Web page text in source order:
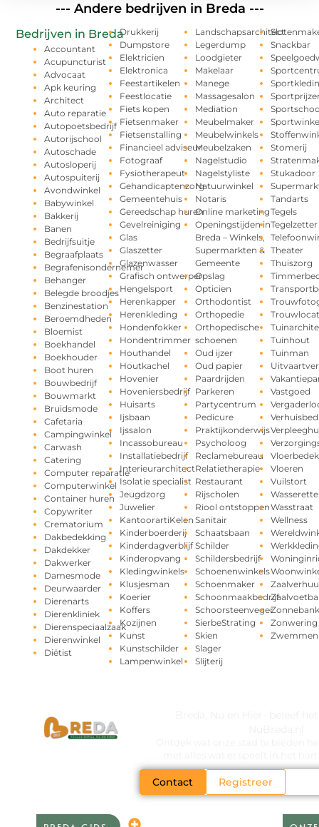
--- Andere bedrijven in Breda ---
Bedrijven in Breda
Accountant
Acupuncturist
Advocaat
Apk keuring
Architect
Auto reparatie
Autopoetsbedrijf
Autorijschool
Autoschade
Autosloperij
Autospuiterij
Avondwinkel
Babywinkel
Bakkerij
Banen
Bedrijfsuitje
Begraafplaats
Begrafenisondernemer
Behanger
Belegde broodjes
Benzinestation
Beroemdheden
Bloemist
Boekhandel
Boekhouder
Boot huren
Bouwbedrijf
Bouwmarkt
Bruidsmode
Cafetaria
Campingwinkel
Carwash
Catering
Computer reparatie
Computerwinkel
Container huren
Copywriter
Crematorium
Dakbedekking
Dakdekker
Dakwerker
Damesmode
Deurwaarder
Dierenarts
Dierenkliniek
Dierenspeciaalzaak
Dierenwinkel
Diëtist
Drukkerij
Dumpstore
Elektricien
Elektronica
Feestartikelen
Feestlocatie
Fiets kopen
Fietsenmaker
Fietsenstalling
Financieel adviseur
Fotograaf
Fysiotherapeut
Gehandicaptenzorg
Gemeentehuis
Gereedschap huren
Gevelreiniging
Glas
Glaszetter
Glazenwasser
Grafisch ontwerper
Hengelsport
Herenkapper
Herenkleding
Hondenfokker
Hondentrimmer
Houthandel
Houtkachel
Hovenier
Hoveniersbedrijf
Huisarts
Ijsbaan
Ijssalon
Incassobureau
Installatiebedrijf
Interieurarchitect
Isolatie specialist
Jeugdzorg
Juwelier
KantoorartiKelen
Kinderboerderij
Kinderdagverblijf
Kinderopvang
Kledingwinkels
Klusjesman
Koerier
Koffers
Kozijnen
Kunst
Kunstschilder
Lampenwinkel
Landschapsarchitect
Legerdump
Loodgieter
Makelaar
Manege
Massagesalon
Mediation
Meubelmaker
Meubelwinkels
Meubelzaken
Nagelstudio
Nagelstyliste
Natuurwinkel
Notaris
Online marketing
Openingstijden in
Breda – Winkels,
Supermarkten &
Gemeente
Opslag
Opticien
Orthodontist
Orthopedie
Orthopedische
schoenen
Oud ijzer
Oud papier
Paardrijden
Parkeren
Partycentrum
Pedicure
Praktijkonderwijs
Psycholoog
Reclamebureau
Relatietherapie
Restaurant
Rijscholen
Riool ontstoppen
Sanitair
Schaatsbaan
Schilder
Schildersbedrijf
Schoenenwinkels
Schoenmaker
Schoonmaakbedrijf
Schoorsteenveger
SierbeStrating
Skien
Slager
Slijterij
Snackbar
Stomerij
Stukadoor
Tandarts
Tegels
Tegelzetter
Theater
Thuiszorg
Tuinhout
Tuinman
Vastgoed
Vloeren
Vuilstort
Wasserette
Wasstraat
Wellness
Zonnebank
Zonwering
Zwemmen
Contact Registreer